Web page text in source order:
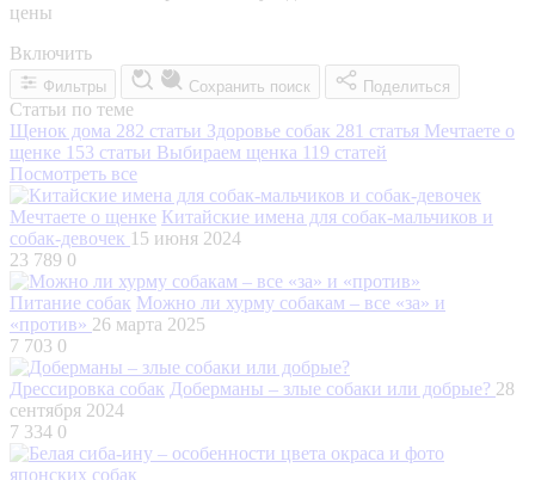
цены
Включить
Фильтры Сохранить поиск Поделиться
Статьи по теме
Щенок дома 282 статьи Здоровье собак 281 статья Мечтаете о
щенке 153 статьи Выбираем щенка 119 статей
Посмотреть все
Мечтаете о щенке Китайские имена для собак-мальчиков и
собак-девочек 15 июня 2024
23 789 0
Питание собак Можно ли хурму собакам – все «за» и
«против» 26 марта 2025
7 703 0
Дрессировка собак Доберманы – злые собаки или добрые? 28
сентября 2024
7 334 0